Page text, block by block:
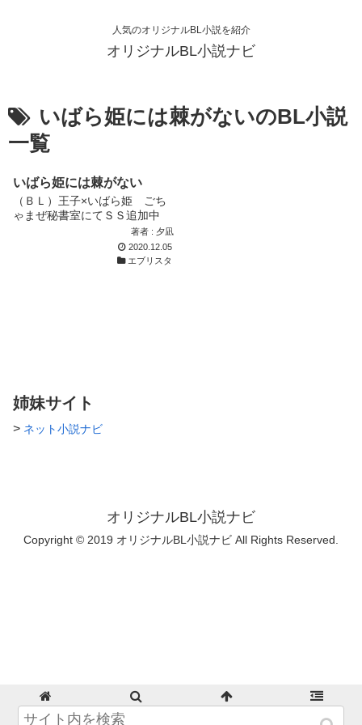
人気のオリジナルBL小説を紹介
オリジナルBL小説ナビ
いばら姫には棘がないのBL小説
一覧
いばら姫には棘がない
（ＢＬ）王子×いばら姫 ごち
ゃまぜ秘書室にてＳＳ追加中
著者 : 夕凪
2020.12.05
エブリスタ
姉妹サイト
> ネット小説ナビ
オリジナルBL小説ナビ
Copyright © 2019 オリジナルBL小説ナビ All Rights Reserved.
ホーム